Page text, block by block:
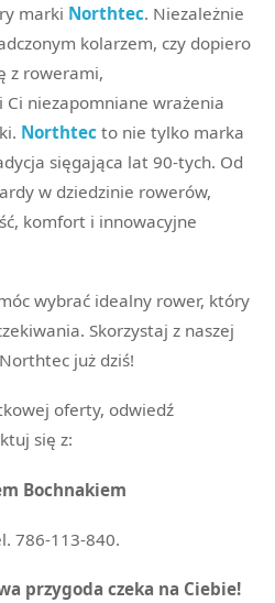
marki Northtec. Niezależnie
kolarzem, czy dopiero
z rowerami,
Ci niezapomniane wrażenia
Northtec to nie tylko marka
sięgająca lat 90-tych. Od
w dziedzinie rowerów,
komfort i innowacyjne
wybrać idealny rower, który
Skorzystaj z naszej
już dziś!
oferty, odwiedź
się z:
Bochnakiem
786-113-840.
przygoda czeka na Ciebie!